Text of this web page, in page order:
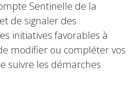
Sentinelle de la
de signaler des
initiatives favorables à
modifier ou compléter vos
suivre les démarches